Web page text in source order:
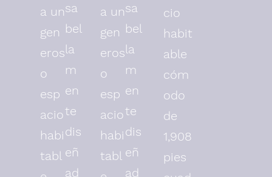
a un
gen
eros
o
esp
acio
habi
tabl
sa
bel
la
m
en
te
dis
eñ
ad
a un
gen
eros
o
esp
acio
habi
tabl
sa
bel
la
m
en
te
dis
eñ
ad
cio
habit
able
cóm
odo
de
1,908
pies